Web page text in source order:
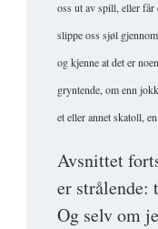
oss ut av spill, eller får
slippe oss sjøl
og kjenne at det er
gryntende, om enn
et eller annet skatoll,
Avsnittet
er
Og selv om